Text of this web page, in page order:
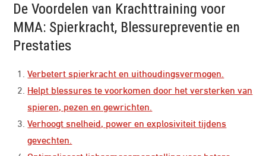
De Voordelen van Krachttraining voor
MMA: Spierkracht, Blessurepreventie en
Prestaties
Verbetert spierkracht en uithoudingsvermogen.
Helpt blessures te voorkomen door het versterken van
spieren, pezen en gewrichten.
Verhoogt snelheid, power en explosiviteit tijdens
gevechten.